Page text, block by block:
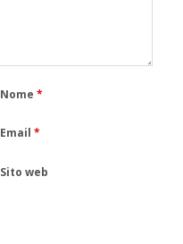
Nome *
Email *
Sito web